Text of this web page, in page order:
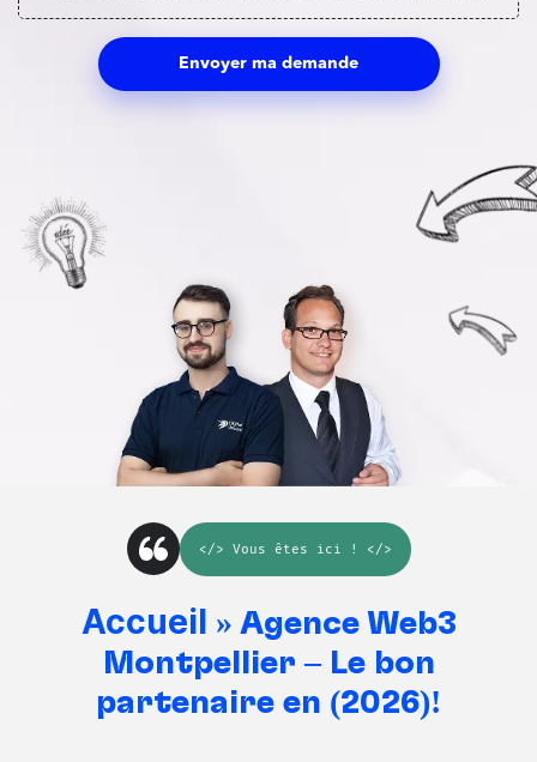
Envoyer ma demande
</> Vous êtes ici ! </>
Accueil » Agence Web3
Montpellier – Le bon
partenaire en (2026)!